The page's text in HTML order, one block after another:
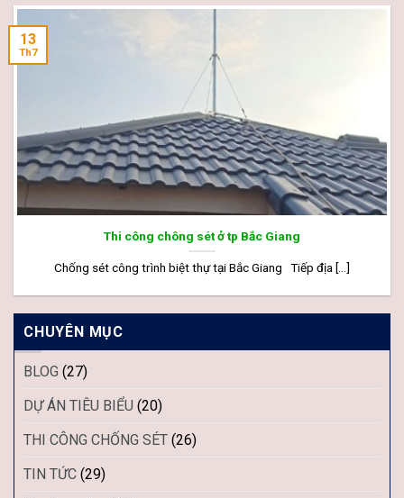
CHUYÊN MỤC
BLOG (27)
DỰ ÁN TIÊU BIỂU (20)
THI CÔNG CHỐNG SÉT (26)
TIN TỨC (29)
Thi công chông sét ở tp Bắc Giang
Chống sét công trình biệt thự tại Bắc Giang Tiếp địa [...]
13
Th7